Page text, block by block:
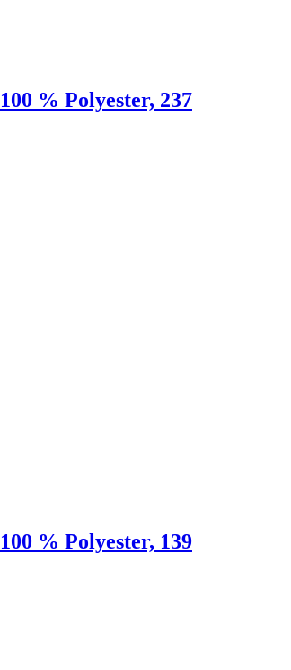
% Polyester, 237
% Polyester, 139